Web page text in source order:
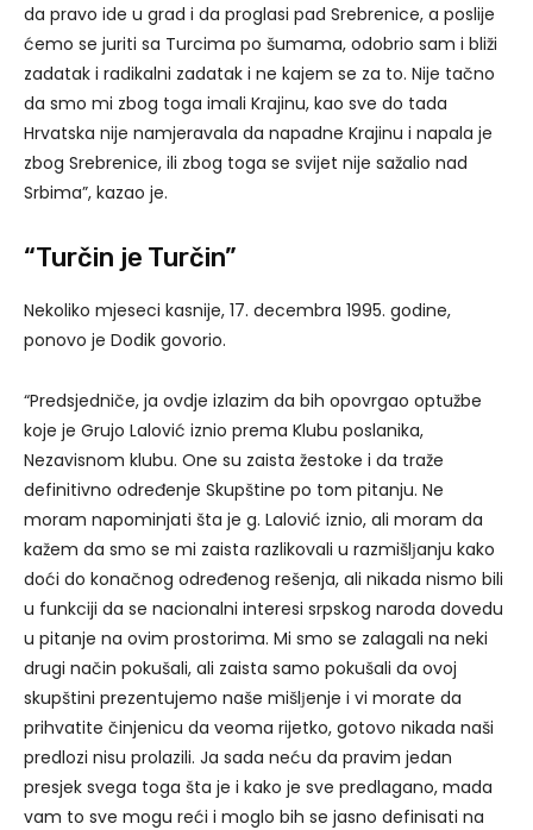
da pravo ide u grad i da proglasi pad Srebrenice, a poslije
ćemo se juriti sa Turcima po šumama, odobrio sam i bliži
zadatak i radikalni zadatak i ne kajem se za to. Nije tačno
da smo mi zbog toga imali Krajinu, kao sve do tada
Hrvatska nije namjeravala da napadne Krajinu i napala je
zbog Srebrenice, ili zbog toga se svijet nije sažalio nad
Srbima”, kazao je.
“Turčin je Turčin”
Nekoliko mjeseci kasnije, 17. decembra 1995. godine,
ponovo je Dodik govorio.
“Predsjedniče, ja ovdje izlazim da bih opovrgao optužbe
koje je Grujo Lalović iznio prema Klubu poslanika,
Nezavisnom klubu. One su zaista žestoke i da traže
definitivno određenje Skupštine po tom pitanju. Ne
moram napominjati šta je g. Lalović iznio, ali moram da
kažem da smo se mi zaista razlikovali u razmišlјanju kako
doći do konačnog određenog rešenja, ali nikada nismo bili
u funkciji da se nacionalni interesi srpskog naroda dovedu
u pitanje na ovim prostorima. Mi smo se zalagali na neki
drugi način pokušali, ali zaista samo pokušali da ovoj
skupštini prezentujemo naše mišlјenje i vi morate da
prihvatite činjenicu da veoma rijetko, gotovo nikada naši
predlozi nisu prolazili. Ja sada neću da pravim jedan
presjek svega toga šta je i kako je sve predlagano, mada
vam to sve mogu reći i moglo bih se jasno definisati na